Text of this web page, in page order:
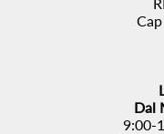
Dal
9:00-